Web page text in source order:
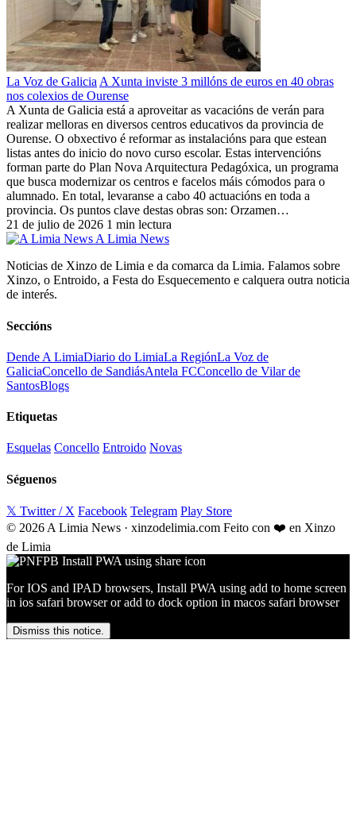
La Voz de Galicia A Xunta inviste 3 millóns de euros en 40 obras
nos colexios de Ourense
A Xunta de Galicia está a aproveitar as vacacións de verán para
realizar melloras en diversos centros educativos da provincia de
Ourense. O obxectivo é reformar as instalacións para que estean
listas antes do inicio do novo curso escolar. Estas intervencións
forman parte do Plan Nova Arquitectura Pedagóxica, un programa
que busca modernizar os centros e facelos máis cómodos para o
alumnado. En total, levaranse a cabo 40 actuacións en toda a
provincia. Os puntos clave destas obras son: Orzamen…
21 de julio de 2026 1 min lectura
A Limia News
Noticias de Xinzo de Limia e da comarca da Limia. Falamos sobre
Xinzo, o Entroido, a Festa do Esquecemento e calquera outra noticia
de interés.
Seccións
Dende A LimiaDiario do LimiaLa RegiónLa Voz de
GaliciaConcello de SandiásAntela FCConcello de Vilar de
SantosBlogs
Etiquetas
Esquelas Concello Entroido Novas
Séguenos
𝕏 Twitter / X Facebook Telegram Play Store
© 2026 A Limia News · xinzodelimia.com Feito con ❤️ en Xinzo
de Limia
For IOS and IPAD browsers, Install PWA using add to home screen
in ios safari browser or add to dock option in macos safari browser
Dismiss this notice.